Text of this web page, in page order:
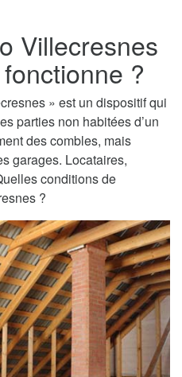
Villecresnes
?
» est un dispositif qui
parties non habitées d’un
des combles, mais
garages. Locataires,
conditions de
?